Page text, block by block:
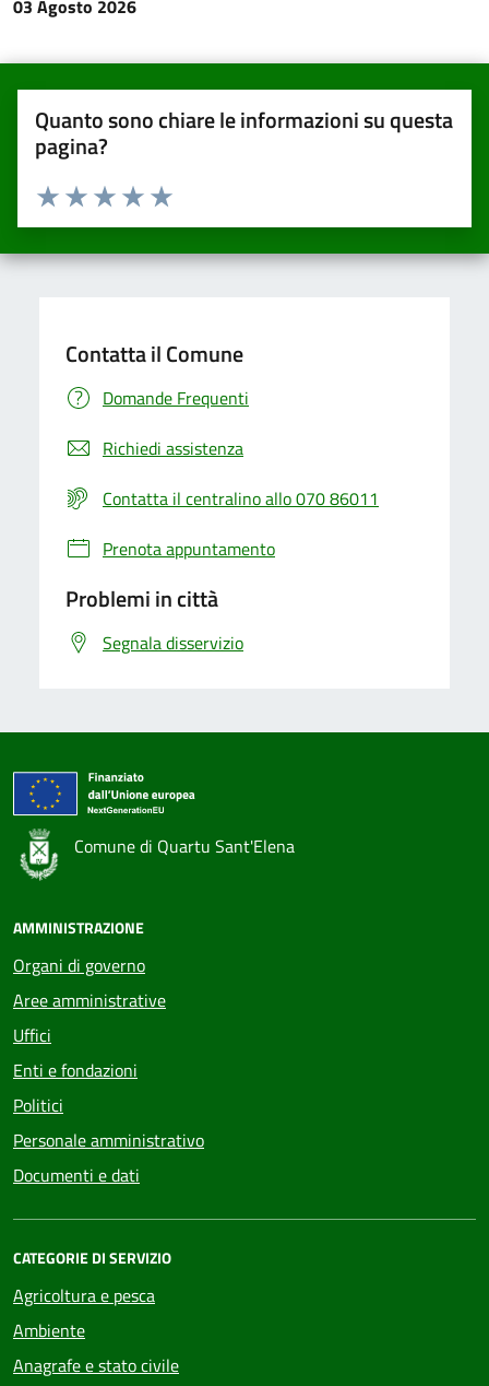
03 Agosto 2026
Quanto sono chiare le informazioni su questa
pagina?
Valuta da 1 a 5 stelle la pagina
Valuta 5 stelle su 5
Valuta 4 stelle su 5
Valuta 3 stelle su 5
Valuta 2 stelle su 5
Valuta una stella su 5
Contatta il Comune
Domande Frequenti
Richiedi assistenza
Contatta il centralino allo 070 86011
Prenota appuntamento
Problemi in città
Segnala disservizio
Comune di Quartu Sant'Elena
AMMINISTRAZIONE
Organi di governo
Aree amministrative
Uffici
Enti e fondazioni
Politici
Personale amministrativo
Documenti e dati
CATEGORIE DI SERVIZIO
Agricoltura e pesca
Ambiente
Anagrafe e stato civile